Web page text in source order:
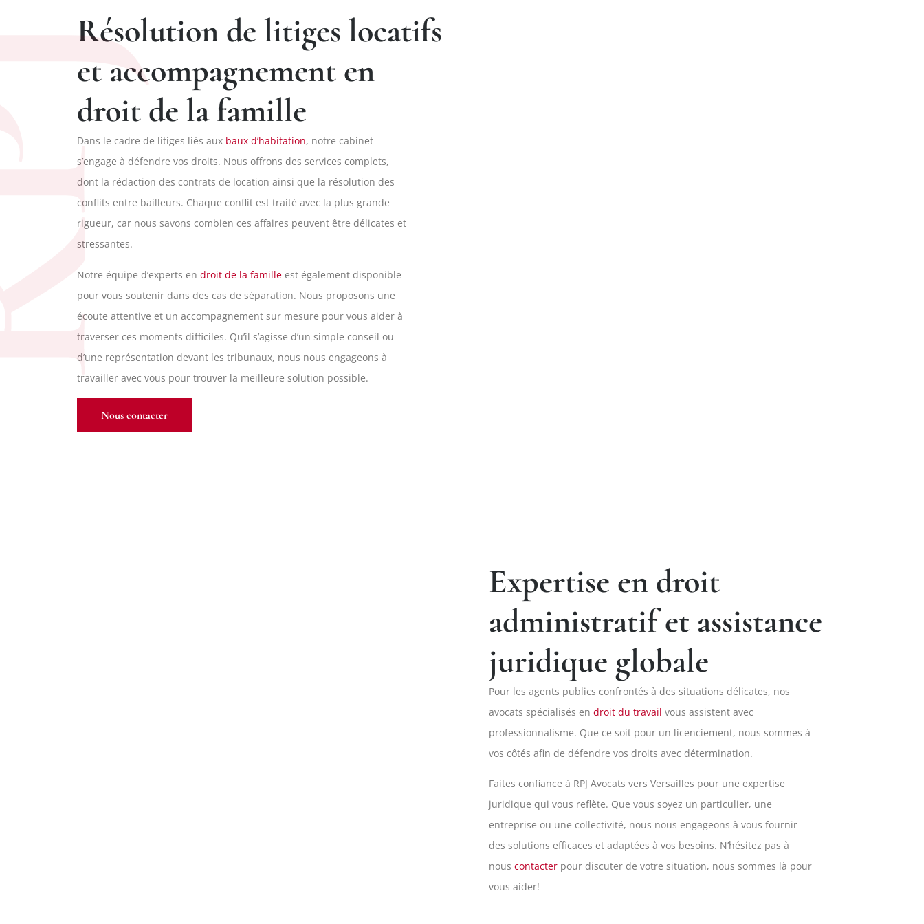
Résolution de litiges locatifs
et accompagnement en
droit de la famille
Dans le cadre de litiges liés aux baux d’habitation, notre cabinet
s’engage à défendre vos droits. Nous offrons des services complets,
dont la rédaction des contrats de location ainsi que la résolution des
conflits entre bailleurs. Chaque conflit est traité avec la plus grande
rigueur, car nous savons combien ces affaires peuvent être délicates et
stressantes.
Notre équipe d’experts en droit de la famille est également disponible
pour vous soutenir dans des cas de séparation. Nous proposons une
écoute attentive et un accompagnement sur mesure pour vous aider à
traverser ces moments difficiles. Qu’il s’agisse d’un simple conseil ou
d’une représentation devant les tribunaux, nous nous engageons à
travailler avec vous pour trouver la meilleure solution possible.
Nous contacter
Expertise en droit
administratif et assistance
juridique globale
Pour les agents publics confrontés à des situations délicates, nos
avocats spécialisés endroit du travail vous assistent avec
professionnalisme. Que ce soit pour un licenciement, nous sommes à
vos côtés afin de défendre vos droits avec détermination.
Faites confiance à RPJ Avocats vers Versailles pour une expertise
juridique qui vous reflète. Que vous soyez un particulier, une
entreprise ou une collectivité, nous nous engageons à vous fournir
des solutions efficaces et adaptées à vos besoins. N’hésitez pas à
nouscontacter pour discuter de votre situation, nous sommes là pour
vous aider!